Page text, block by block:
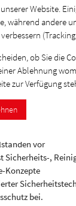
gegen
und
Markt
Solutions“
vor
Sicherheits-,
Konzepte
bei.
Website.
während andere
ob Sie die
Ablehnung
zur Verfügung